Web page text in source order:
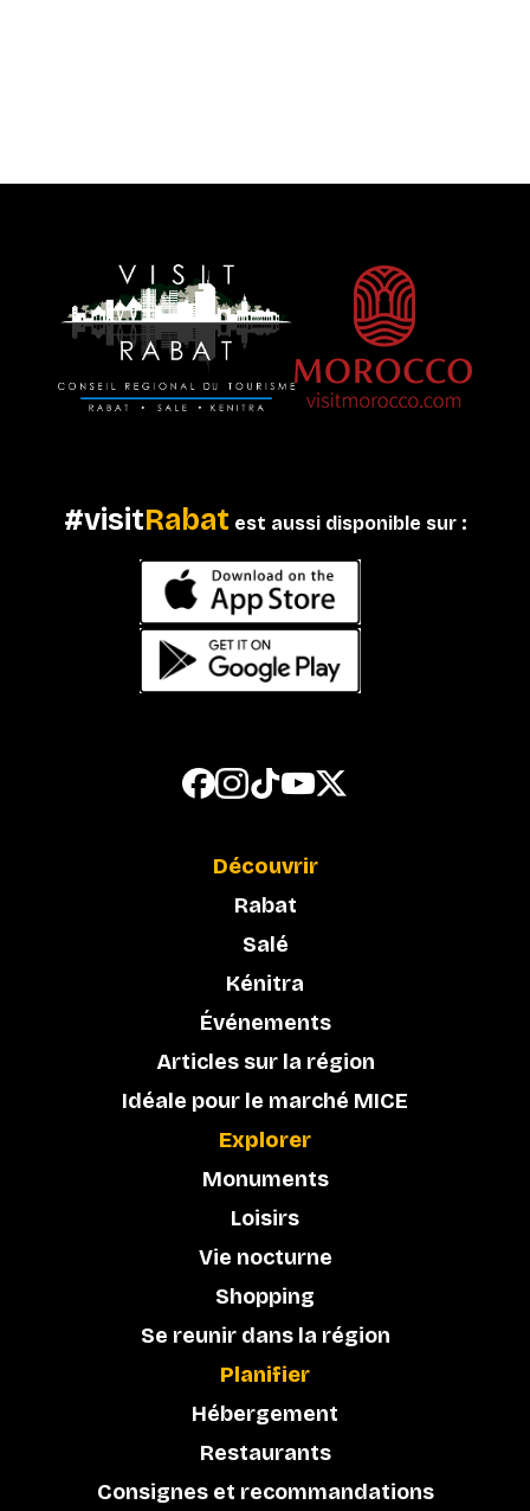
#visitRabat est aussi disponible sur :
Découvrir
Rabat
Salé
Kénitra
Événements
Articles sur la région
Idéale pour le marché MICE
Explorer
Monuments
Loisirs
Vie nocturne
Shopping
Se reunir dans la région
Planifier
Hébergement
Restaurants
Consignes et recommandations